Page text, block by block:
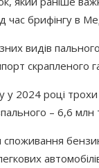
час брифінгу в
видів
скрапленого
у 2024 році
– 6,6 млн